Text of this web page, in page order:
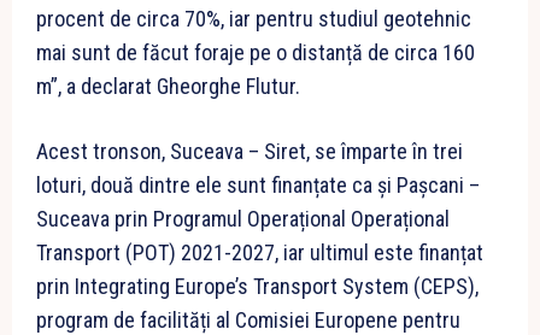
procent de circa 70%, iar pentru studiul geotehnic
mai sunt de făcut foraje pe o distanță de circa 160
m”, a declarat Gheorghe Flutur.
Acest tronson, Suceava – Siret, se împarte în trei
loturi, două dintre ele sunt finanțate ca și Pașcani –
Suceava prin Programul Operațional Operațional
Transport (POT) 2021-2027, iar ultimul este finanțat
prin Integrating Europe’s Transport System (CEPS),
program de facilități al Comisiei Europene pentru